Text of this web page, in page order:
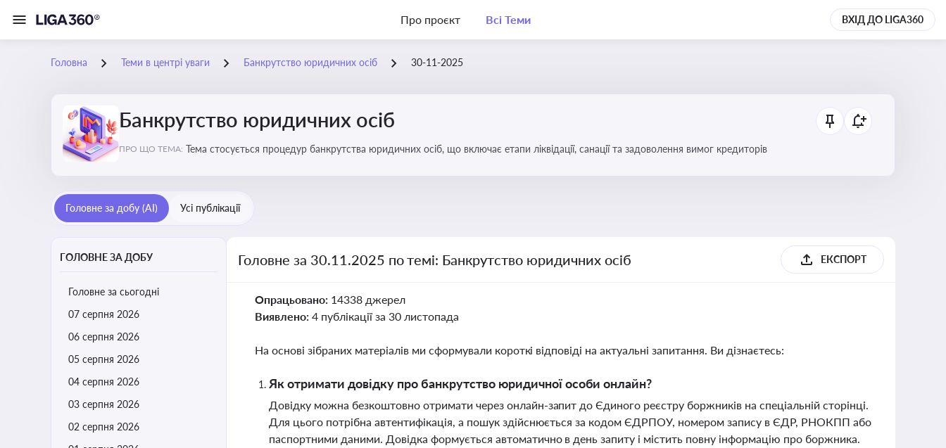
Про проєкт Всі Теми ВХІД ДО LIGA360
Головна Теми в центрі уваги Банкрутство юридичних осіб 30-11-2025
Банкрутство юридичних осіб
ПРО ЩО ТЕМА: Тема стосується процедур банкрутства юридичних осіб, що включає етапи ліквідації, санації та задоволення вимог кредиторів
Головне за добу (AI) Усі публікації
ГОЛОВНЕ ЗА ДОБУ
Головне за сьогодні
07 серпня 2026
06 серпня 2026
05 серпня 2026
04 серпня 2026
03 серпня 2026
02 серпня 2026
Головне за 30.11.2025 по темі: Банкрутство юридичних осіб ЕКСПОРТ
Опрацьовано: 14338 джерел
Виявлено: 4 публікації за 30 листопада
На основі зібраних матеріалів ми сформували короткі відповіді на актуальні запитання. Ви дізнаєтесь:
Як отримати довідку про банкрутство юридичної особи онлайн?
Довідку можна безкоштовно отримати через онлайн-запит до Єдиного реєстру боржників на спеціальній сторінці.
Для цього потрібна автентифікація, а пошук здійснюється за кодом ЄДРПОУ, номером запису в ЄДР, РНОКПП або
паспортними даними. Довідка формується автоматично в день запиту і містить повну інформацію про боржника.